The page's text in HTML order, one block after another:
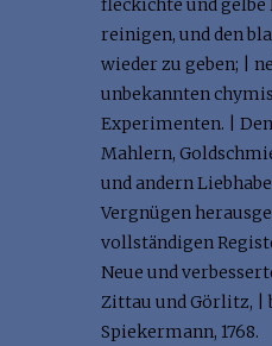
fleckichte und gelbe
reinigen, und den
wieder zu geben; |
unbekannten
Experimenten. |
Mahlern,
und andern
Vergnügen
vollständigen
Neue und
Zittau und Görlitz, |
Spiekermann, 1768.